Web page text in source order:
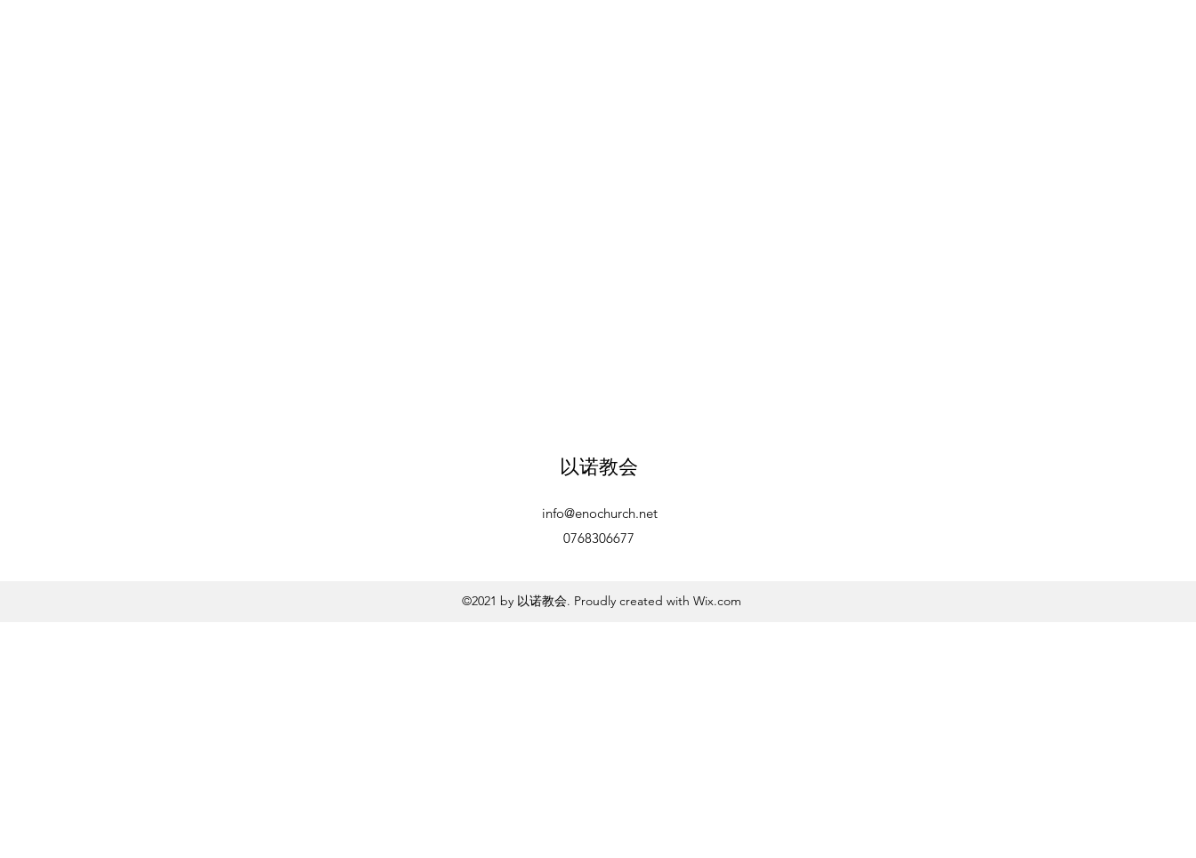
以诺教会
0768306677
info@enochurch.net
©2021 by 以诺教会. Proudly created with Wix.com